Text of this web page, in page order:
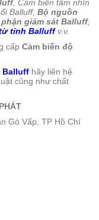
, Cảm biến tầm nhìn
Balluff, Bộ nguồn
giám sát Balluff,
tính Balluffv.v.
cấp Cảm biến độ
Balluff hãy liên hệ
cũng như chất
Gò Vấp, TP Hồ Chí